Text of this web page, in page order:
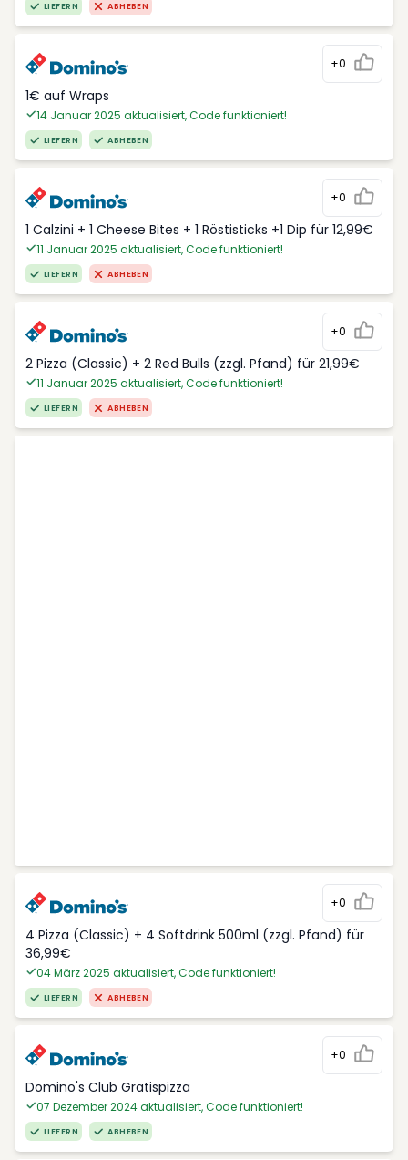
LIEFERN ABHEBEN
+0
1€ auf Wraps
14 Januar 2025 aktualisiert, Code funktioniert!
LIEFERN ABHEBEN
+0
1 Calzini + 1 Cheese Bites + 1 Röstisticks +1 Dip für 12,99€
11 Januar 2025 aktualisiert, Code funktioniert!
LIEFERN ABHEBEN
+0
2 Pizza (Classic) + 2 Red Bulls (zzgl. Pfand) für 21,99€
11 Januar 2025 aktualisiert, Code funktioniert!
LIEFERN ABHEBEN
+0
4 Pizza (Classic) + 4 Softdrink 500ml (zzgl. Pfand) für
36,99€
04 März 2025 aktualisiert, Code funktioniert!
LIEFERN ABHEBEN
+0
Domino's Club Gratispizza
07 Dezember 2024 aktualisiert, Code funktioniert!
LIEFERN ABHEBEN